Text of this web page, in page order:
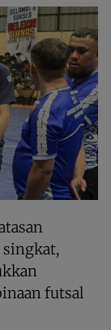
singkat,
futsal